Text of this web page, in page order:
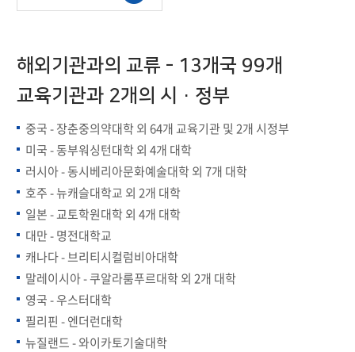
해외기관과의 교류 - 13개국 99개
교육기관과 2개의 시·정부
중국 - 장춘중의약대학 외 64개 교육기관 및 2개 시정부
미국 - 동부워싱턴대학 외 4개 대학
러시아 - 동시베리아문화예술대학 외 7개 대학
호주 - 뉴캐슬대학교 외 2개 대학
일본 - 교토학원대학 외 4개 대학
대만 - 명전대학교
캐나다 - 브리티시컬럼비아대학
말레이시아 - 쿠알라룸푸르대학 외 2개 대학
영국 - 우스터대학
필리핀 - 엔더런대학
뉴질랜드 - 와이카토기술대학